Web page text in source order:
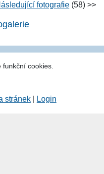
fotografie (58) >>
funkční cookies.
stránek Login